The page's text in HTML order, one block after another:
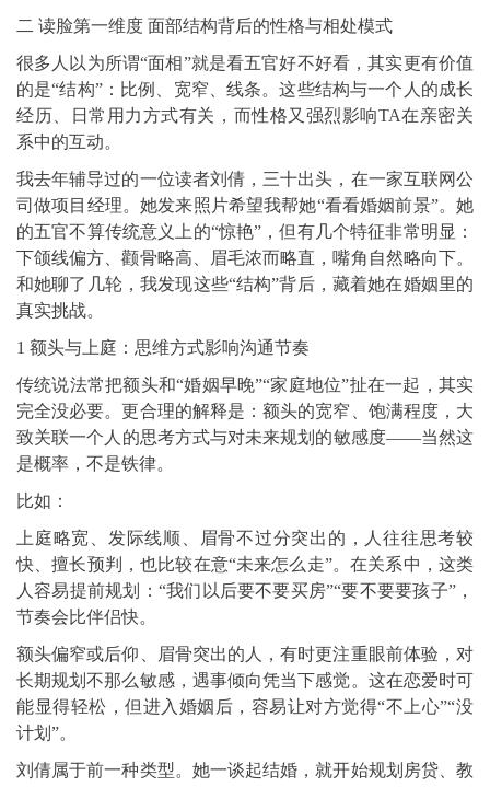
二 读脸第一维度 面部结构背后的性格与相处模式
很多人以为所谓“面相”就是看五官好不好看，其实更有价值
的是“结构”：比例、宽窄、线条。这些结构与一个人的成长
经历、日常用力方式有关，而性格又强烈影响TA在亲密关
系中的互动。
我去年辅导过的一位读者刘倩，三十出头，在一家互联网公
司做项目经理。她发来照片希望我帮她“看看婚姻前景”。她
的五官不算传统意义上的“惊艳”，但有几个特征非常明显：
下颌线偏方、颧骨略高、眉毛浓而略直，嘴角自然略向下。
和她聊了几轮，我发现这些“结构”背后，藏着她在婚姻里的
真实挑战。
1 额头与上庭：思维方式影响沟通节奏
传统说法常把额头和“婚姻早晚”“家庭地位”扯在一起，其实
完全没必要。更合理的解释是：额头的宽窄、饱满程度，大
致关联一个人的思考方式与对未来规划的敏感度——当然这
是概率，不是铁律。
比如：
上庭略宽、发际线顺、眉骨不过分突出的，人往往思考较
快、擅长预判，也比较在意“未来怎么走”。在关系中，这类
人容易提前规划：“我们以后要不要买房”“要不要要孩子”，
节奏会比伴侣快。
额头偏窄或后仰、眉骨突出的人，有时更注重眼前体验，对
长期规划不那么敏感，遇事倾向凭当下感觉。这在恋爱时可
能显得轻松，但进入婚姻后，容易让对方觉得“不上心”“没
计划”。
刘倩属于前一种类型。她一谈起结婚，就开始规划房贷、教